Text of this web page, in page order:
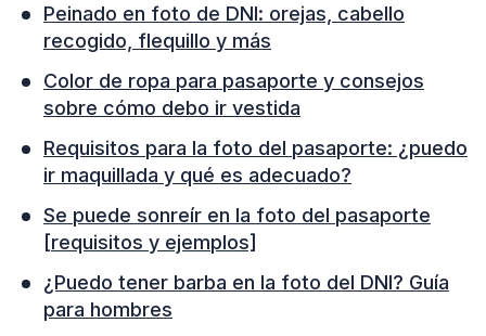
Peinado en foto de DNI: orejas, cabello
recogido, flequillo y más
Color de ropa para pasaporte y consejos
sobre cómo debo ir vestida
Requisitos para la foto del pasaporte: ¿puedo
ir maquillada y qué es adecuado?
Se puede sonreír en la foto del pasaporte
[requisitos y ejemplos]
¿Puedo tener barba en la foto del DNI? Guía
para hombres